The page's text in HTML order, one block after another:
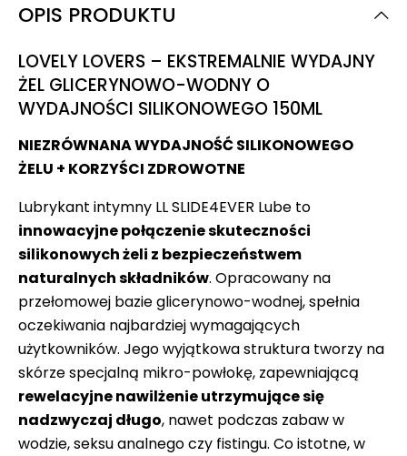
OPIS PRODUKTU
LOVELY LOVERS – EKSTREMALNIE WYDAJNY
ŻEL GLICERYNOWO-WODNY O
WYDAJNOŚCI SILIKONOWEGO 150ML
NIEZRÓWNANA WYDAJNOŚĆ SILIKONOWEGO
ŻELU + KORZYŚCI ZDROWOTNE
Lubrykant intymny LL SLIDE4EVER Lube to
innowacyjne połączenie skuteczności
silikonowych żeli z bezpieczeństwem
naturalnych składników. Opracowany na
przełomowej bazie glicerynowo-wodnej, spełnia
oczekiwania najbardziej wymagających
użytkowników. Jego wyjątkowa struktura tworzy na
skórze specjalną mikro-powłokę, zapewniającą
rewelacyjne nawilżenie utrzymujące się
nadzwyczaj długo, nawet podczas zabaw w
wodzie, seksu analnego czy fistingu. Co istotne, w